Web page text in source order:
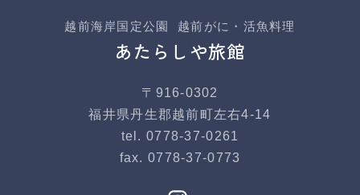
越前海岸国定公園 越前がに・活魚料理
あたらしや旅館
〒916-0302
福井県丹生郡越前町左右4-14
tel. 0778-37-0261
fax. 0778-37-0773